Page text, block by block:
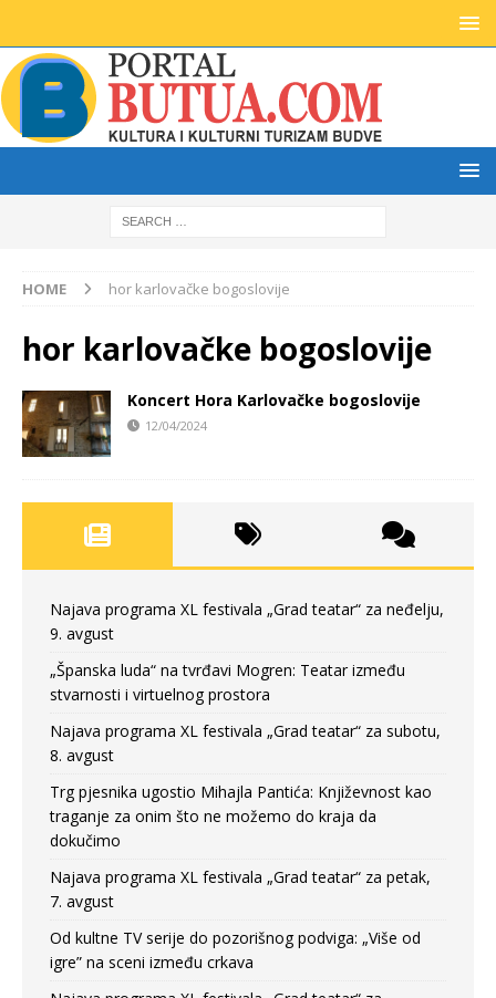
HOME hor karlovačke bogoslovije
hor karlovačke bogoslovije
Koncert Hora Karlovačke bogoslovije
12/04/2024
Najava programa XL festivala „Grad teatar“ za neđelju,
9. avgust
„Španska luda“ na tvrđavi Mogren: Teatar između
stvarnosti i virtuelnog prostora
Najava programa XL festivala „Grad teatar“ za subotu,
8. avgust
Trg pjesnika ugostio Mihajla Pantića: Književnost kao
traganje za onim što ne možemo do kraja da
dokučimo
Najava programa XL festivala „Grad teatar“ za petak,
7. avgust
Od kultne TV serije do pozorišnog podviga: „Više od
igre” na sceni između crkava